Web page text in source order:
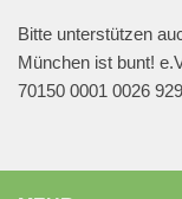
Bitte unterstützen
München ist bunt!
70150 0001 0026